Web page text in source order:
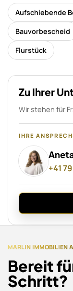
Aufschiebende
Bauvorbescheid
Flurstück
Zu Ihrer
Wir stehen für
IHRE
+41
MARLIN IMMOBILIEN
Bereit
Schritt?